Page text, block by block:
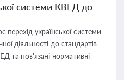
системи КВЕД до
перехід української системи
діяльності до стандартів
та пов'язані нормативні